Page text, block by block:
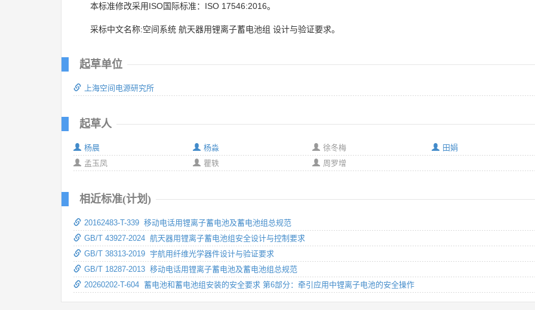
本标准修改采用ISO国际标准：ISO 17546:2016。
采标中文名称:空间系统 航天器用锂离子蓄电池组 设计与验证要求。
起草单位
上海空间电源研究所
起草人
杨晨
杨淼
孟玉凤
瞿轶
徐冬梅
田娟
周罗增
相近标准(计划)
20162483-T-339 移动电话用锂离子蓄电池及蓄电池组总规范
GB/T 43927-2024 航天器用锂离子蓄电池组安全设计与控制要求
GB/T 38313-2019 宇航用纤维光学器件设计与验证要求
GB/T 18287-2013 移动电话用锂离子蓄电池及蓄电池组总规范
20260202-T-604 蓄电池和蓄电池组安装的安全要求 第6部分：牵引应用中锂离子电池的安全操作